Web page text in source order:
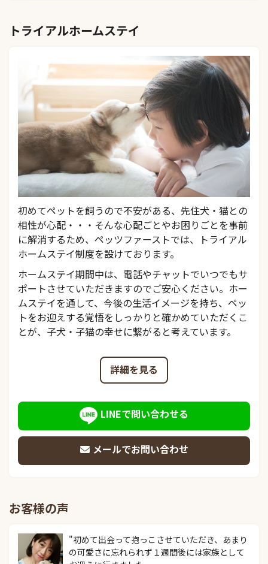
トライアルホームステイ
初めてペットを飼うので不安がある、先住犬・猫との
相性が心配・・・そんな心配ごとやお困りごとを事前
に解消するため、ペッツファーストでは、トライアル
ホームステイ制度を設けております。
ホームステイ期間中は、電話やチャットでいつでもサ
ポートさせていただきますのでご安心ください。ホー
ムステイを通して、今後の生活イメージを持ち、ペッ
トをお迎えする覚悟をしっかりと確かめていただくこ
とが、子犬・子猫の幸せに繋がると考えています。
詳細を見る
LINEで問い合わせる
メールでお問い合わせ
お客様の声
"初めて出会って抱っこさせていただき、あまり
の可愛さに忘れられず１週間後には家族として